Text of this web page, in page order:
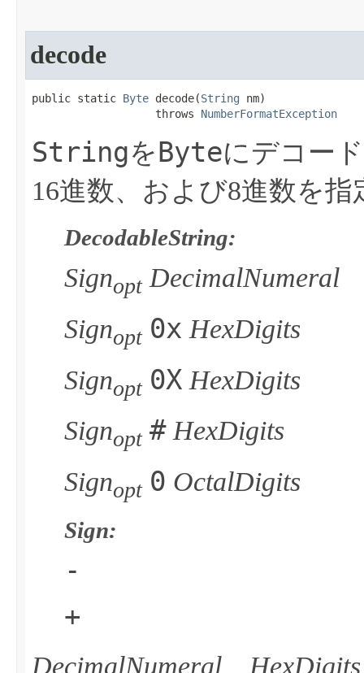
decode
public static Byte decode​(String nm)
                   throws
NumberFormatException
StringをByteにデコー
16進数、および8進数を
DecodableString:
SignoptDecimalNumeral
Signopt 0x HexDigits
Signopt 0X HexDigits
Signopt # HexDigits
Signopt 0 OctalDigits
Sign:
-
+
DecimalNumeral HexDigits